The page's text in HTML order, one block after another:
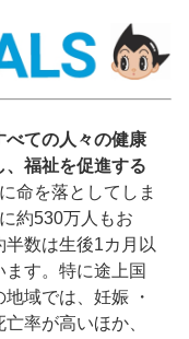
べての人々の健康
、福祉を促進する
命を落としてしま
約530万人もお
半数は生後1カ月以
す。特に途上国
域では、妊娠 ・
率が高いほか、